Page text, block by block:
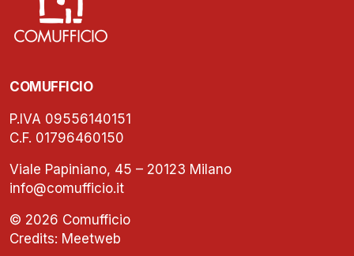
COMUFFICIO
P.IVA 09556140151
C.F. 01796460150
Viale Papiniano, 45 – 20123 Milano
info@comufficio.it
© 2026 Comufficio
Credits: Meetweb